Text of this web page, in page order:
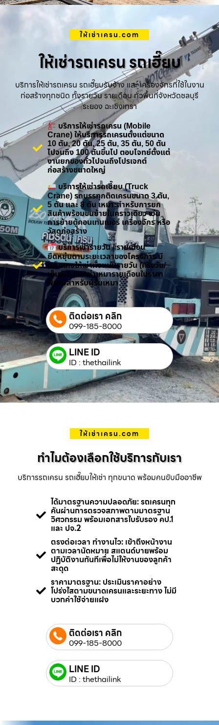
ให้เช่าเครน.com
ให้เช่ารถเครน รถเฮี๊ยบ
บริการให้เช่ารถเครน รถเฮี๊ยบรับจ้าง และ เครื่องจักรที่ใช้ในงาน
ก่อสร้างทุกชนิด ทั้งรายวัน รายเดือน ทั่วพื้นที่จังหวัดชลบุรี
ระยอง ฉะเชิงเทรา
บริการให้เช่ารถเครน (Mobile
Crane) ให้บริการรถเครนตั้งแต่ขนาด
10 ตัน, 20 ตัน, 25 ตัน, 35 ตัน, 50 ตัน
ไปจนถึง 100 ตันขึ้นไป ตอบโจทย์ตั้งแต่
งานยกของทั่วไปจนถึงโปรเจกต์
ก่อสร้างขนาดใหญ่
บริการให้เช่ารถเฮี๊ยบ (Truck
Crane) รถบรรทุกติดเครนขนาด 3 ตัน,
5 ตัน และ 8 ตัน เหมาะสำหรับการยก
สินค้าพร้อมขนย้ายในคราวเดียว เช่น
การย้ายตู้คอนเทนเนอร์ เครื่องจักร หรือ
วัสดุก่อสร้าง
บริการเช่ารายวัน / รายเดือน
ยืดหยุ่นตามระยะเวลาของโครงการ มี
แพ็กเกจให้เช่าทั้งแบบรายวัน (ครึ่งวัน/
เต็มวัน) และเช่าเหมารายเดือนในราคา
พิเศษสำหรับผู้รับเหมา
ติดต่อเรา คลิก
099-185-8000
LINE ID
ID : thethailink
ให้เช่าเครน.com
ทำไมต้องเลือกใช้บริการกับเรา
บริการรถเครน รถเฮี๊ยบให้เช่า ทุกขนาด พร้อมคนขับมืออาชีพ
ได้มาตรฐานความปลอดภัย: รถเครนทุก
คันผ่านการตรวจสภาพตามมาตรฐาน
วิศวกรรม พร้อมเอกสารใบรับรอง คป.1
และ ปจ.2
ตรงต่อเวลา ทำงานไว: เข้าถึงหน้างาน
ตามเวลานัดหมาย สแตนด์บายพร้อม
ปฏิบัติงานทันทีเพื่อไม่ให้งานของลูกค้า
สะดุด
ราคามาตรฐาน: ประเมินราคาอย่าง
โปร่งใสตามขนาดเครนและระยะทาง ไม่มี
บวกค่าใช้จ่ายแฝง
ติดต่อเรา คลิก
099-185-8000
LINE ID
ID : thethailink